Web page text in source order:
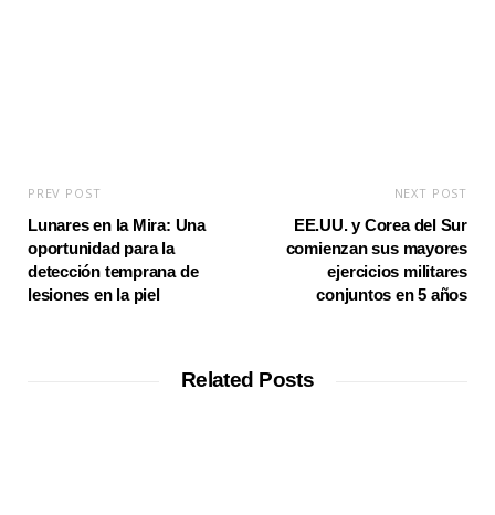
PREV POST
Lunares en la Mira: Una
oportunidad para la
detección temprana de
lesiones en la piel
NEXT POST
EE.UU. y Corea del Sur
comienzan sus mayores
ejercicios militares
conjuntos en 5 años
Related Posts